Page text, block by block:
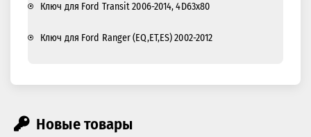
Ключ для Ford Transit 2006-2014, 4D63x80
Ключ для Ford Ranger (EQ,ET,ES) 2002-2012
Новые товары